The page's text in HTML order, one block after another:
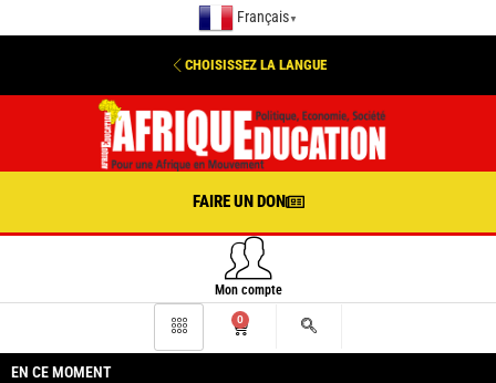
Français ▼
CHOISISSEZ LA LANGUE
FAIRE UN DON
Mon compte
0
EN CE MOMENT